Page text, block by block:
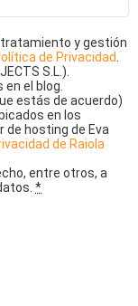
y gestión
de Privacidad.
S.L.).
en el blog.
estás de acuerdo)
en los
de hosting de Eva
de Raiola
entre otros, a
*